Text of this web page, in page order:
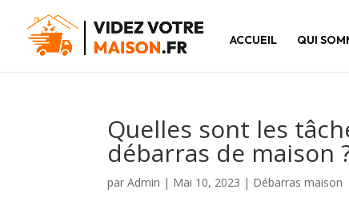
ACCUEIL QUI
Quelles sont les
débarras de maison
parAdmin | Mai 10, 2023 | Débarras maison